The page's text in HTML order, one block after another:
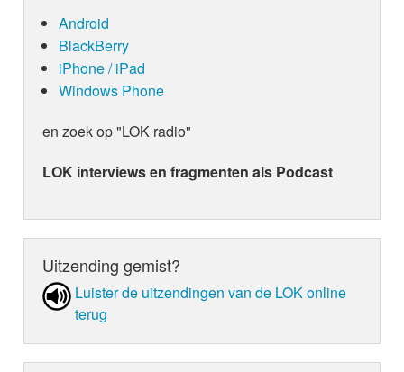
Android
BlackBerry
iPhone / iPad
Windows Phone
en zoek op "LOK radio"
LOK interviews en fragmenten als Podcast
Uitzending gemist?
Luister de uit­zen­din­gen van de LOK online
terug